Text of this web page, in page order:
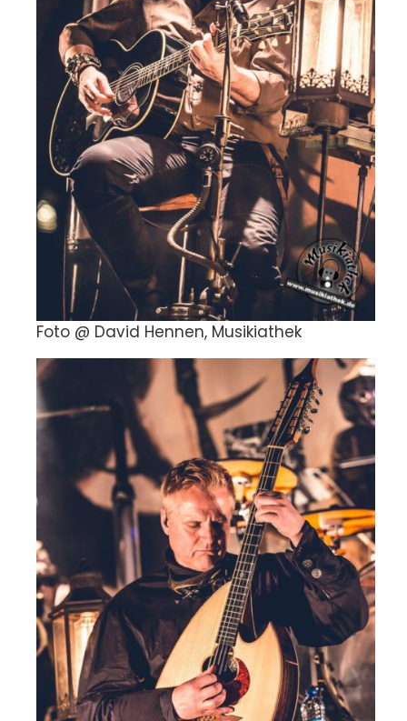
Foto @ David Hennen, Musikiathek